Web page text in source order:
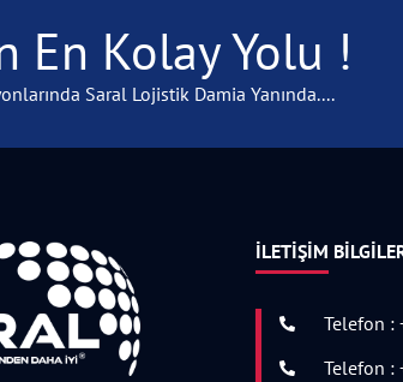
En Kolay Yolu !
Saral Lojistik Damia Yanında....
İLETIŞIM
Telefon :
Telefon :